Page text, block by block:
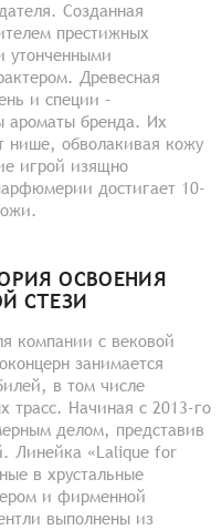
Созданная
престижных
утонченными
Древесная
и специи –
ароматы бренда. Их
нише, обволакивая кожу
игрой изящно
достигает 10-
ОСВОЕНИЯ
СТЕЗИ
компании с вековой
занимается
в том числе
трасс. Начиная с 2013-го
делом, представив
Линейка «Lalique for
в хрустальные
и фирменной
выполнены из